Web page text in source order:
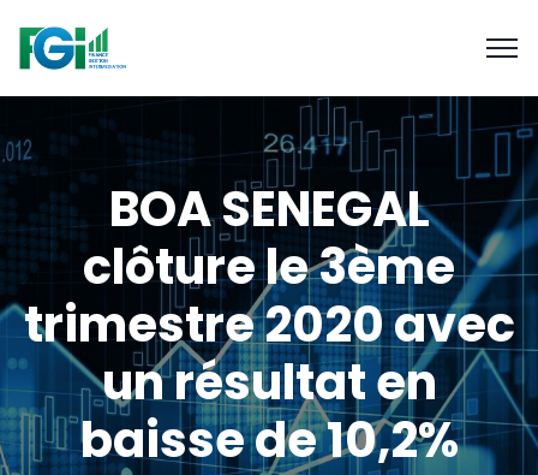
BOA SENEGAL
clôture le 3ème
trimestre 2020 avec
un résultat en
baisse de 10,2%